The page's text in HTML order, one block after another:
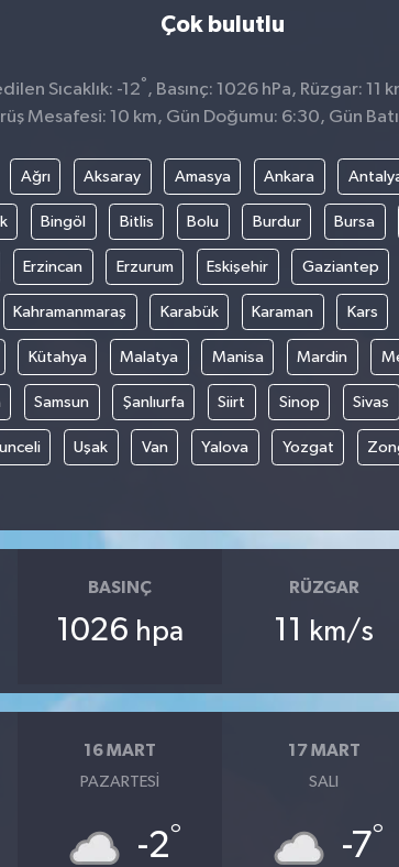
Çok bulutlu
Sıcaklık: -12° , Basınç: 1026 hPa, Rüzgar: 11
Mesafesi: 10 km, Gün Doğumu: 6:30, Gün
Ağrı Aksaray Amasya Ankara
Bingöl Bitlis Bolu Burdur Bursa
Erzincan Erzurum Eskişehir Gaziantep
Kahramanmaraş Karabük Karaman Kars
Kütahya Malatya Manisa Mardin
Samsun Şanlıurfa Siirt Sinop Sivas
Uşak Van Yalova Yozgat
BASINÇ
1026 hpa
RÜZGAR
11 km/s
16 MART
PAZARTESI
-2°
17 MART
SALI
-7°